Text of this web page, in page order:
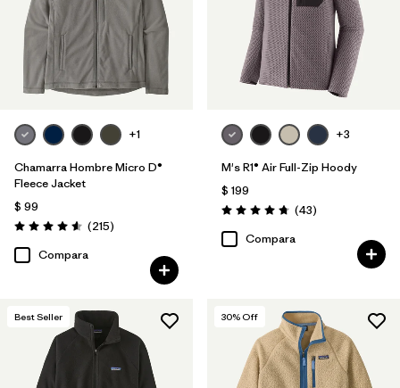
+1
Chamarra Hombre Micro D®
Fleece Jacket
$ 99
Valoración: 4.6 / 5
(215Comentarios
)
Compara
+3
M's R1® Air Full-Zip Hoody
$ 199
Valoración: 4.7 / 5
(43Comentarios
)
Compara
Best Seller 30% Off